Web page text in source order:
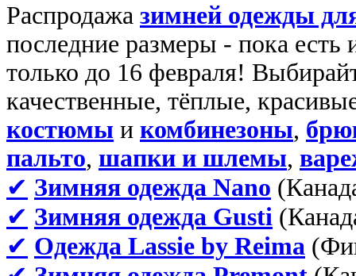
Распродажа зимней одежды
последние размеры - пока
только до 16 февраля!
качественные, тёплые,
костюмы и комбинезоны,
пальто, шапки и шлемы,
✔ Зимняя одежда Nano
✔ Зимняя одежда Gusti
✔ Одежда Lassie by Reima